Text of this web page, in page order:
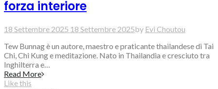
forza interiore
18 Settembre 2025 18 Settembre 2025by Evi Choutou
Tew Bunnag è un autore, maestro e praticante thailandese di Tai
Chi, Chi Kung e meditazione. Nato in Thailandia e cresciuto tra
Inghilterra e…
Read More
Like this